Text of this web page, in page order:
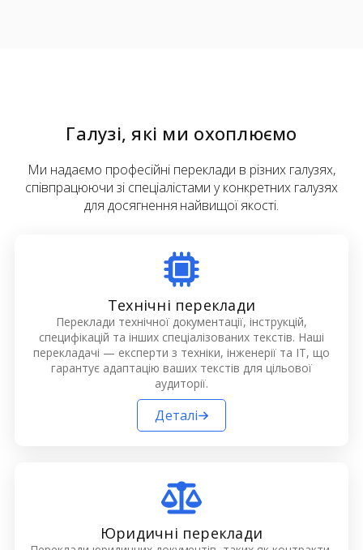
Галузі, які ми охоплюємо
Ми надаємо професійні переклади в різних галузях,
співпрацюючи зі спеціалістами у конкретних галузях
для досягнення найвищої якості.
Технічні переклади
Переклади технічної документації, інструкцій,
специфікацій та інших спеціалізованих текстів. Наші
перекладачі — експерти з техніки, інженерії та ІТ, що
гарантує адаптацію ваших текстів для цільової
аудиторії.
Деталі
Юридичні переклади